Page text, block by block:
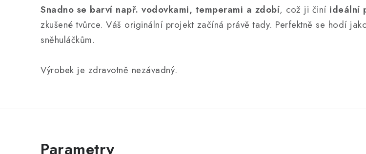
Snadno se barví např. vodovkami, temperami a zdobí, což ji činí ideální
zkušené tvůrce. Váš originální projekt začíná právě tady. Perfektně se hodí
sněhuláčkům.
Výrobek je zdravotně nezávadný.